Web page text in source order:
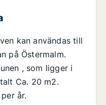
kan användas till
på Östermalm.
, som ligger i
Ca. 20 m2.
år.